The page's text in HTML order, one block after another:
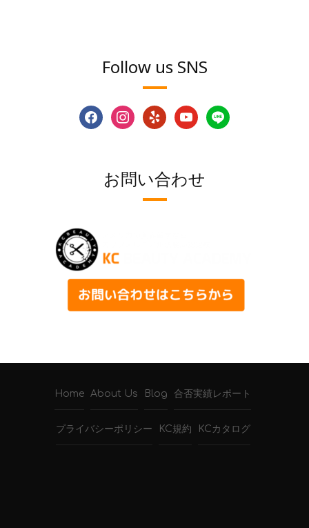
Follow us SNS
facebookinstagram
yelp youtubeline
お問い合わせ
Home About Us Blog 合否実績レポート
プライバシーポリシー KC規約 KCカタログ